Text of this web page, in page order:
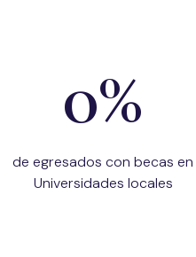
0%
de egresados con becas en
Universidades locales